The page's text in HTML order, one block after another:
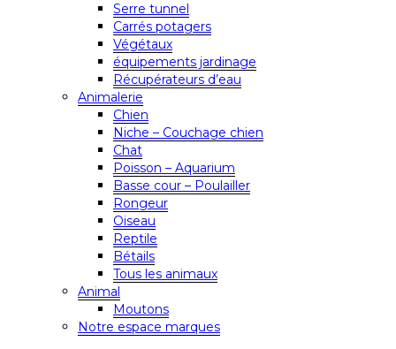
Serre tunnel
Carrés potagers
Végétaux
équipements jardinage
Récupérateurs d’eau
Animalerie
Chien
Niche – Couchage chien
Chat
Poisson – Aquarium
Basse cour – Poulailler
Rongeur
Oiseau
Reptile
Bétails
Tous les animaux
Animal
Moutons
Notre espace marques